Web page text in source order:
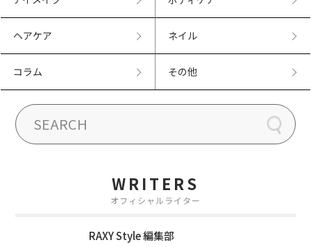
ヘアケア ネイル
コラム その他
WRITERS
オフィシャルライター
RAXY Style 編集部